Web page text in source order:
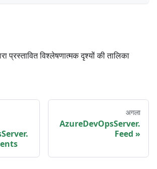
प्रस्तावित विश्लेषणात्मक दृश्यों की तालिका
अगला
AzureDevOpsServer.
Feed